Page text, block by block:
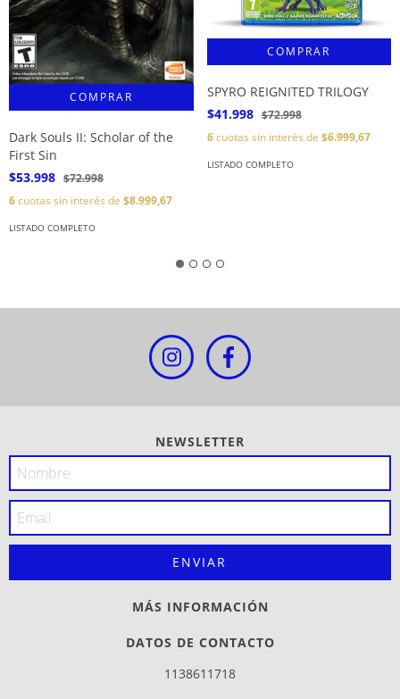
Dark Souls II: Scholar of the
First Sin
$53.998 $72.998
6cuotas sin interés de $8.999,67
LISTADO COMPLETO
SPYRO REIGNITED TRILOGY
$41.998 $72.998
6cuotas sin interés de $6.999,67
LISTADO COMPLETO
NEWSLETTER
MÁS INFORMACIÓN
DATOS DE CONTACTO
1138611718